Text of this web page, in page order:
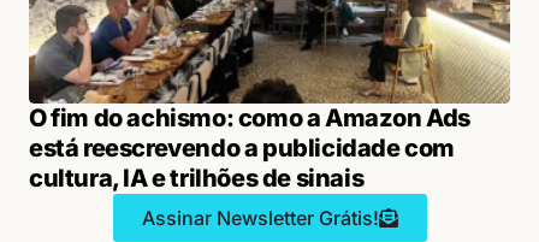
O fim do achismo: como a Amazon Ads
está reescrevendo a publicidade com
cultura, IA e trilhões de sinais
Assinar Newsletter Grátis!